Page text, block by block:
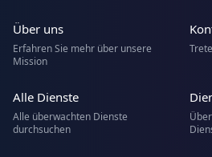
Über uns
Erfahren Sie mehr über unsere
Mission
Alle Dienste
Alle überwachten Dienste
durchsuchen